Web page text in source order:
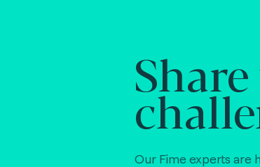
Our Fime experts are